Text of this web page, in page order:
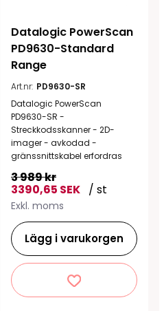
Datalogic PowerScan
PD9630-Standard
Range
Art.nr: PD9630-SR
Datalogic PowerScan
PD9630-SR -
Streckkodsskanner - 2D-
imager - avkodad -
gränssnittskabel erfordras
3 989 kr
3390,65 SEK / st
Exkl. moms
Lägg i varukorgen